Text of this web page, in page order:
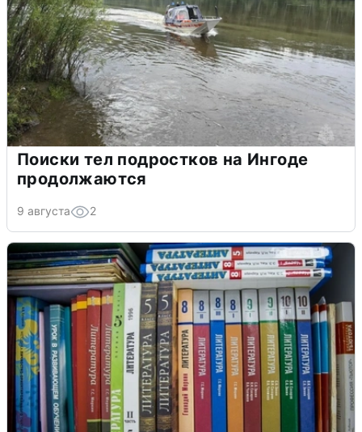
Поиски тел подростков на Ингоде
продолжаются
9 августа 2